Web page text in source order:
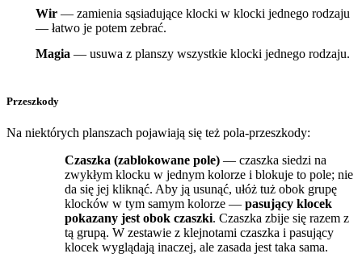
Wir — zamienia sąsiadujące klocki w klocki jednego rodzaju
— łatwo je potem zebrać.
Magia — usuwa z planszy wszystkie klocki jednego rodzaju.
Przeszkody
Na niektórych planszach pojawiają się też pola-przeszkody:
Czaszka (zablokowane pole) — czaszka siedzi na
zwykłym klocku w jednym kolorze i blokuje to pole; nie
da się jej kliknąć. Aby ją usunąć, ułóż tuż obok grupę
klocków w tym samym kolorze — pasujący klocek
pokazany jest obok czaszki. Czaszka zbije się razem z
tą grupą. W zestawie z klejnotami czaszka i pasujący
klocek wyglądają inaczej, ale zasada jest taka sama.